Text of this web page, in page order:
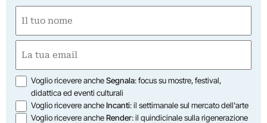
(Required)
First
(Required)
Opzioni
Voglio ricevere ancheSegnala: focus su mostre, festival,
didattica ed eventi culturali
Voglio ricevere ancheIncanti: il settimanale sul mercato dell'arte
Voglio ricevere ancheRender: il quindicinale sulla rigenerazione